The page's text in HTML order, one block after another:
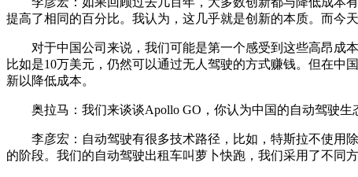
提高了相同的百分比。我认为，这几乎就是创新的本质。而今
对于中国公司来说，我们可能是第一个感受到这些高昂成本
比如是10万美元，仍然可以通过无人驾驶的方式赚钱。但在中
新以降低成本。
奥拉马：我们来谈谈Apollo GO，你认为中国的自动驾驶生
李彦宏：自动驾驶有很多技术路径，比如，特斯拉不使用除
的阶段。我们的自动驾驶出租车叫萝卜快跑，我们采用了不同